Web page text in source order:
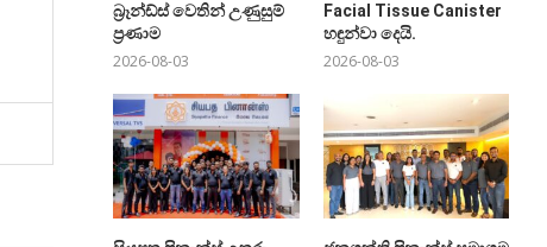
බ්‍රෑන්ඩ්ස් වෙතින් උණුසුම්
ප්‍රණාම
2026-08-03
Facial Tissue Canister
හඳුන්වා දෙයි.
2026-08-03